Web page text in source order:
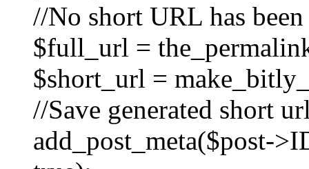
//No short URL has
$full_url =
$short_url =
//Save generated short
add_post_meta($post-